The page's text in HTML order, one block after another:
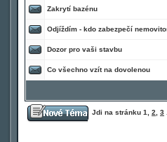
Zakrytí bazénu
Odjíždím - kdo zabezpečí
Dozor pro vaši stavbu
Co všechno vzít na dovolenou
Jdi na stránku 1 2 3